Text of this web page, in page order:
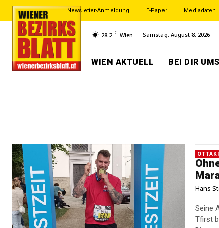
Newsletter-Anmeldung E-Paper Mediadaten
28.2 C Wien Samstag, August 8, 2026
WIEN AKTUELL BEI DIR
Hans
Seine
Tfirst